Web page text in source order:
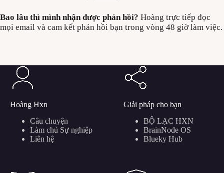
Bao lâu thì mình nhận được phản hồi? Hoàng trực tiếp đọc
mọi email và cam kết phản hồi bạn trong vòng 48 giờ làm việc.
Hoàng Hxn
Câu chuyện
Làm chủ Sự nghiệp
Liên hệ
Giải pháp cho bạn
BỘ LẠC HXN
BrainNode OS
Blueky Hub